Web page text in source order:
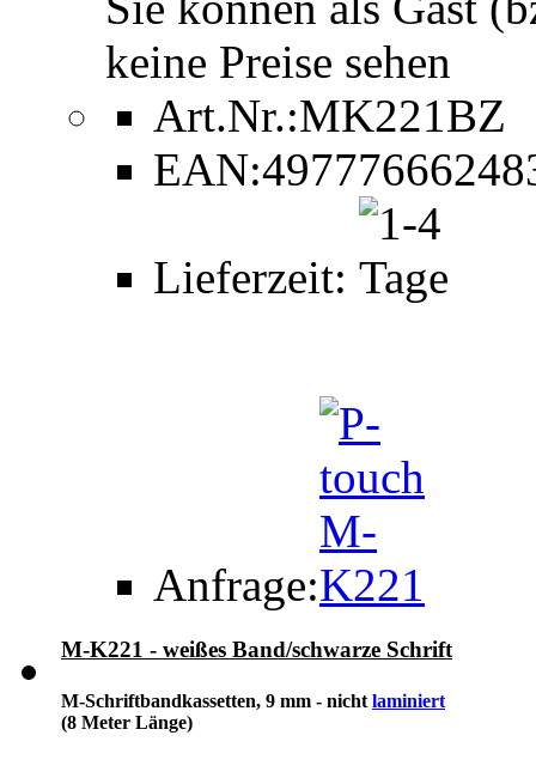
keine Preise sehen
Art.Nr.:MK221BZ
EAN:
Lieferzeit:
Anfrage:
M-K221 - weißes Band/schwarze Schrift
M-Schriftbandkassetten, 9 mm - nicht laminiert
(8 Meter Länge)